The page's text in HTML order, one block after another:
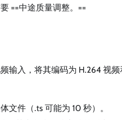
==中途质量调整。==
入，将其编码为 H.264 视频
文件（.ts 可能为 10 秒）。